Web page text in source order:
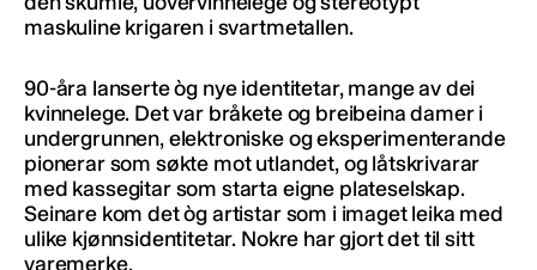
maskuline krigaren i svartmetallen.
90-åra lanserte òg nye identitetar, mange av dei
kvinnelege. Det var bråkete og breibeina damer i
undergrunnen, elektroniske og eksperimenterande
pionerar som søkte mot utlandet, og låtskrivarar
med kassegitar som starta eigne plateselskap.
Seinare kom det òg artistar som i imaget leika med
ulike kjønnsidentitetar. Nokre har gjort det til sitt
varemerke.